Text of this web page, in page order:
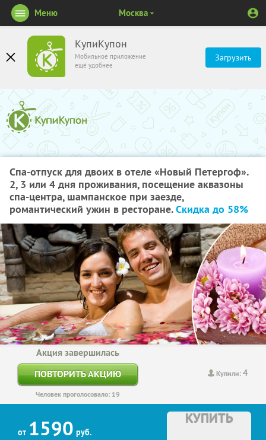
КупиКупон
Мобильное приложение
ещё удобнее
Загрузить
Меню Москва
Спа-отпуск для двоих в отеле «Новый Петергоф».
2, 3 или 4 дня проживания, посещение аквазоны
спа-центра, шампанское при заезде,
романтический ужин в ресторане.Скидка до 58%
Купили:4
Акция завершилась
ПОВТОРИТЬ АКЦИЮ
Человек проголосовало: 19
от 1590 руб.
КУПИТЬ